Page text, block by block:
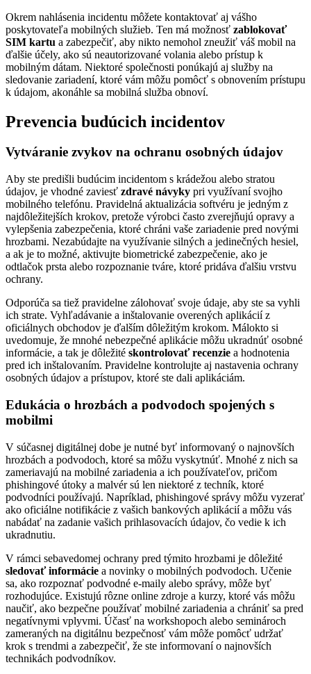
Okrem nahlásenia incidentu môžete kontaktovať aj vášho
poskytovateľa mobilných služieb. Ten má možnosť zablokovať
SIM kartu a zabezpečiť, aby nikto nemohol zneužiť váš mobil na
ďalšie účely, ako sú neautorizované volania alebo prístup k
mobilným dátam. Niektoré společnosti ponúkajú aj služby na
sledovanie zariadení, ktoré vám môžu pomôcť s obnovením prístupu
k údajom, akonáhle sa mobilná služba obnoví.
Prevencia budúcich incidentov
Vytváranie zvykov na ochranu osobných údajov
Aby ste predišli budúcim incidentom s krádežou alebo stratou
údajov, je vhodné zaviesť zdravé návyky pri využívaní svojho
mobilného telefónu. Pravidelná aktualizácia softvéru je jedným z
najdôležitejších krokov, pretože výrobci často zverejňujú opravy a
vylepšenia zabezpečenia, ktoré chráni vaše zariadenie pred novými
hrozbami. Nezabúdajte na využívanie silných a jedinečných hesiel,
a ak je to možné, aktivujte biometrické zabezpečenie, ako je
odtlačok prsta alebo rozpoznanie tváre, ktoré pridáva ďalšiu vrstvu
ochrany.
Odporúča sa tiež pravidelne zálohovať svoje údaje, aby ste sa vyhli
ich strate. Vyhľadávanie a inštalovanie overených aplikácií z
oficiálnych obchodov je ďalším dôležitým krokom. Málokto si
uvedomuje, že mnohé nebezpečné aplikácie môžu ukradnúť osobné
informácie, a tak je dôležité skontrolovať recenzie a hodnotenia
pred ich inštalovaním. Pravidelne kontrolujte aj nastavenia ochrany
osobných údajov a prístupov, ktoré ste dali aplikáciám.
Edukácia o hrozbách a podvodoch spojených s
mobilmi
V súčasnej digitálnej dobe je nutné byť informovaný o najnovších
hrozbách a podvodoch, ktoré sa môžu vyskytnúť. Mnohé z nich sa
zameriavajú na mobilné zariadenia a ich používateľov, pričom
phishingové útoky a malvér sú len niektoré z techník, ktoré
podvodníci používajú. Napríklad, phishingové správy môžu vyzerať
ako oficiálne notifikácie z vašich bankových aplikácií a môžu vás
nabádať na zadanie vašich prihlasovacích údajov, čo vedie k ich
ukradnutiu.
V rámci sebavedomej ochrany pred týmito hrozbami je dôležité
sledovať informácie a novinky o mobilných podvodoch. Učenie
sa, ako rozpoznať podvodné e-maily alebo správy, môže byť
rozhodujúce. Existujú rôzne online zdroje a kurzy, ktoré vás môžu
naučiť, ako bezpečne používať mobilné zariadenia a chrániť sa pred
negatívnymi vplyvmi. Účasť na workshopoch alebo seminároch
zameraných na digitálnu bezpečnosť vám môže pomôcť udržať
krok s trendmi a zabezpečiť, že ste informovaní o najnovších
technikách podvodníkov.